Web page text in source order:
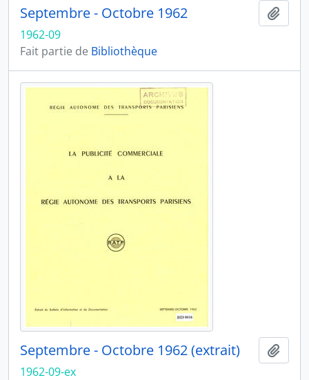
Septembre - Octobre 1962
1962-09
Fait partie de Bibliothèque
Septembre - Octobre 1962 (extrait)
1962-09-ex